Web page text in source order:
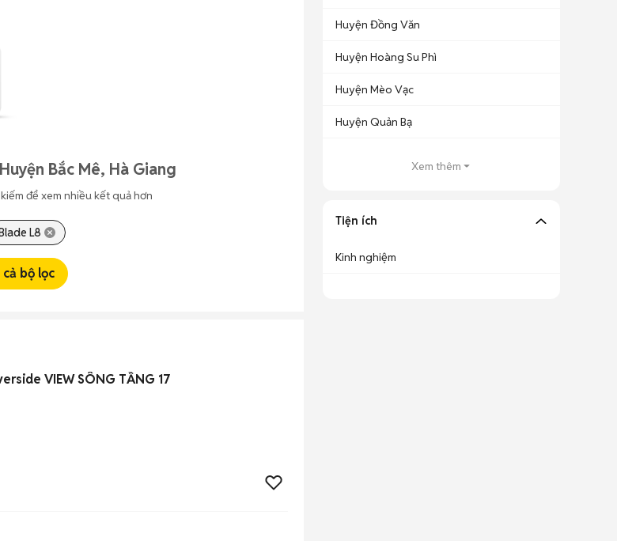
Bắc Mê, Hà Giang
để xem nhiều kết quả hơn
L8
bộ lọc
VIEW SÔNG TẦNG 17
Huyện Đồng Văn
Huyện Hoàng Su Phì
Huyện Mèo Vạc
Huyện Quản Bạ
Xem thêm
Tiện ích
Kinh nghiệm